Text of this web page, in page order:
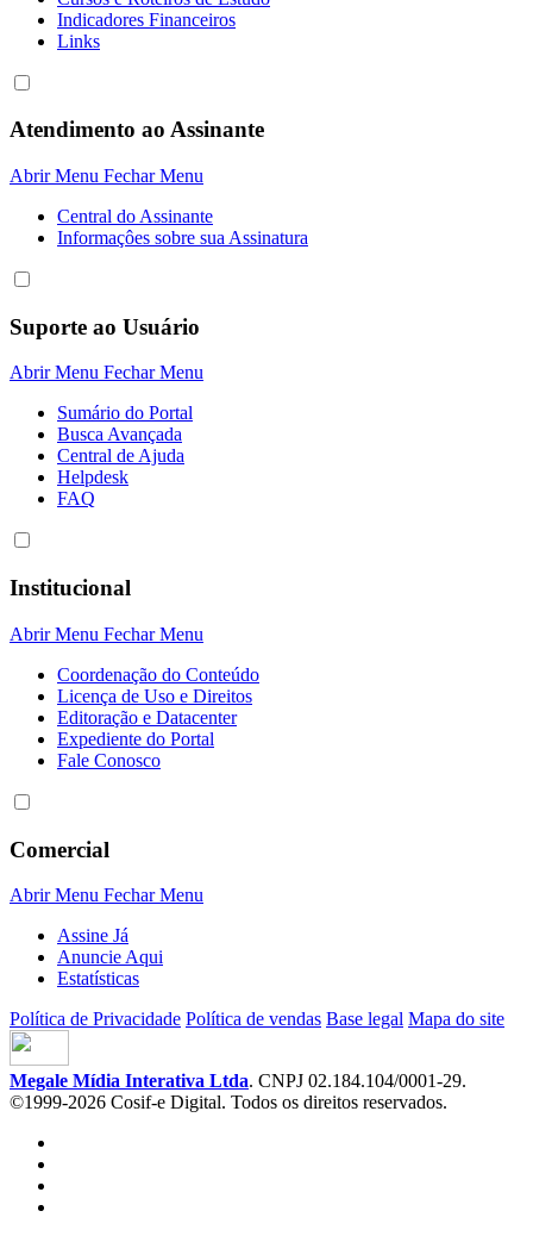
Indicadores Financeiros
Links
Atendimento ao Assinante
Abrir Menu Fechar Menu
Central do Assinante
Informaçôes sobre sua Assinatura
Suporte ao Usuário
Abrir Menu Fechar Menu
Sumário do Portal
Busca Avançada
Central de Ajuda
Helpdesk
FAQ
Institucional
Abrir Menu Fechar Menu
Coordenação do Conteúdo
Licença de Uso e Direitos
Editoração e Datacenter
Expediente do Portal
Fale Conosco
Comercial
Abrir Menu Fechar Menu
Assine Já
Anuncie Aqui
Estatísticas
Política de Privacidade Política de vendas Base legal Mapa do site
Megale Mídia Interativa Ltda. CNPJ 02.184.104/0001-29.
©1999-2026 Cosif-e Digital. Todos os direitos reservados.